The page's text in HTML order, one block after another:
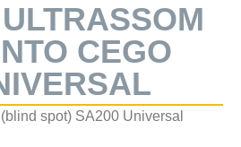
CEGO
spot) SA200 Universal